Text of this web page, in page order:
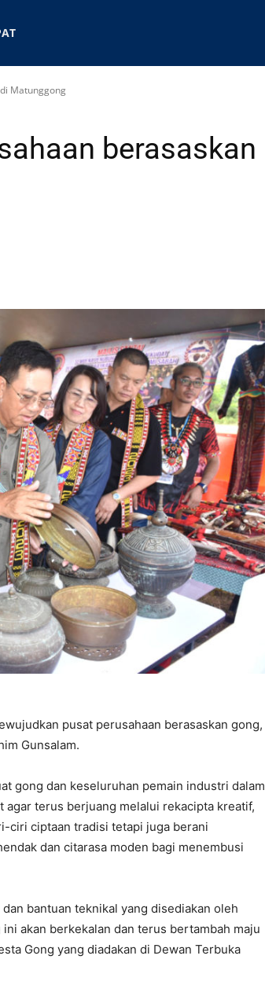
Matunggong
berasaskan
pusat perusahaan berasaskan gong,
Gunsalam.
gong dan keseluruhan pemain industri dalam
terus berjuang melalui rekacipta kreatif,
ciri ciptaan tradisi tetapi juga berani
dan citarasa moden bagi menembusi
bantuan teknikal yang disediakan oleh
akan berkekalan dan terus bertambah maju
Gong yang diadakan di Dewan Terbuka